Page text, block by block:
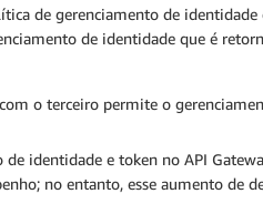
de gerenciamento de
de identidade que é
o terceiro permite o
identidade e token no API
no entanto, esse aumento de